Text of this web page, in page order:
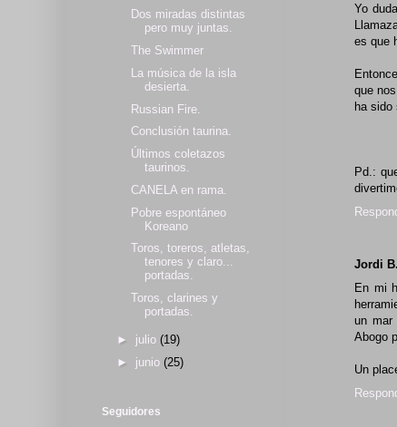
Yo
es que
que
ha sido
Pd.:
Jordi B.
En mi
un mar
Abogo
Un
Dos miradas distintas
pero muy juntas.
The Swimmer
La música de la isla
desierta.
Russian Fire.
Conclusión taurina.
Últimos coletazos
taurinos.
CANELA en rama.
Pobre espontáneo
Koreano
Toros, toreros, atletas,
tenores y claro...
portadas.
Toros, clarines y
portadas.
► julio (19)
► junio (25)
Seguidores